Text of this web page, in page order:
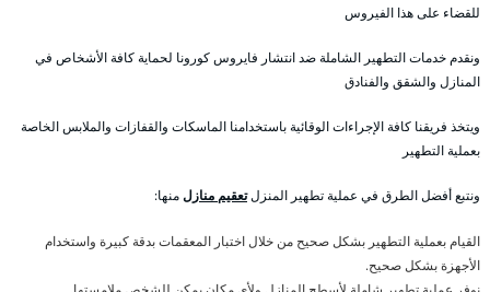
للقضاء على هذا الفيروس
ونقدم خدمات التطهير الشاملة ضد انتشار فايروس كورونا لحماية كافة الأشخاص في
المنازل والشقق والفنادق
ويتخذ فريقنا كافة الإجراءات الوقائية باستخدامنا الماسكات والقفازات والملابس الخاصة
بعملية التطهير
ونتبع أفضل الطرق في عملية تطهير المنزلتعقيم منازلمنها:
القيام بعملية التطهير بشكل صحيح من خلال اختبار المعقمات بدقة كبيرة واستخدام
الأجهزة بشكل صحيح.